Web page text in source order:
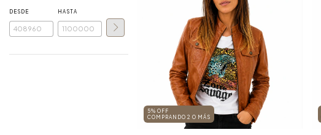
DESDE HASTA
5% OFF
COMPRANDO 2 O MÁS